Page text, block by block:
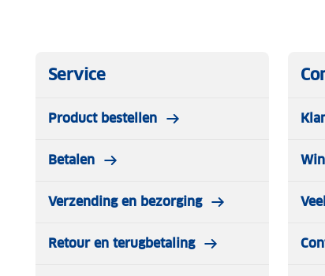
ondergrond. De tafel is plat opvouwbaar en is met
Kortom, met de Westfield tafel Aircolite 120 Black
luxe campingtafel mee op vakantie.
Service
Product bestellen
Betalen
Verzending en bezorging
Retour en terugbetaling